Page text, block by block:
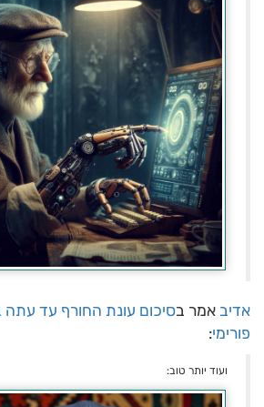
אדיב אמר ב
פורימי:
ועוד יותר טוב: